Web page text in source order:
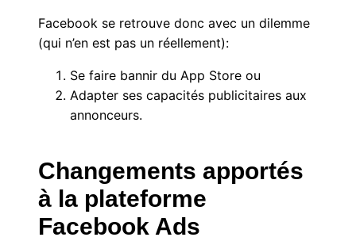
Facebook se retrouve donc avec un dilemme
(qui n’en est pas un réellement):
Se faire bannir du App Store ou
Adapter ses capacités publicitaires aux
annonceurs.
Changements apportés
à la plateforme
Facebook Ads